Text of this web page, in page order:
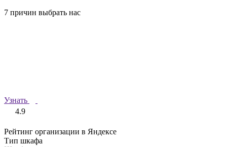
7 причин выбрать нас
Узнать
4.9
Рейтинг организации в Яндексе
Тип шкафа